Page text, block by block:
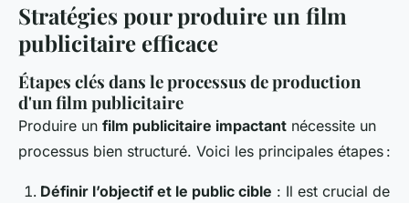
Stratégies pour produire un film
publicitaire efficace
Étapes clés dans le processus de production
d'un film publicitaire
Produire un film publicitaire impactant nécessite un
processus bien structuré. Voici les principales étapes :
Définir l’objectif et le public cible : Il est crucial de